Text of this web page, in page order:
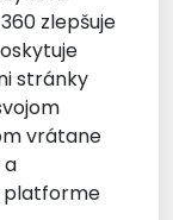
zlepšuje
stránky
vrátane
a
platforme